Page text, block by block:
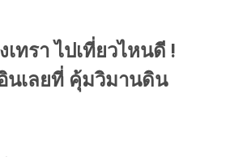
เทรา ไปเที่ยวไหนดี !
นเลยที่ คุ้มวิมานดิน